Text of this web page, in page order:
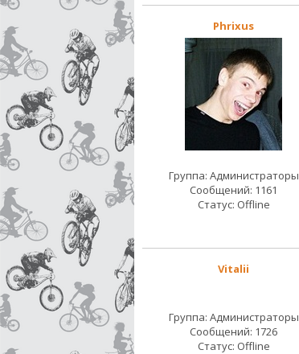
Phrixus
Группа: Администраторы
Сообщений: 1161
Статус: Offline
Vitalii
Группа: Администраторы
Сообщений: 1726
Статус: Offline